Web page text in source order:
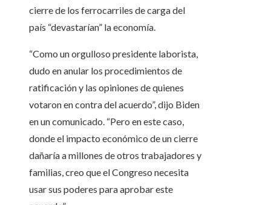
cierre de los ferrocarriles de carga del
país “devastarían” la economía.
“Como un orgulloso presidente laborista,
dudo en anular los procedimientos de
ratificación y las opiniones de quienes
votaron en contra del acuerdo”, dijo Biden
en un comunicado. “Pero en este caso,
donde el impacto económico de un cierre
dañaría a millones de otros trabajadores y
familias, creo que el Congreso necesita
usar sus poderes para aprobar este